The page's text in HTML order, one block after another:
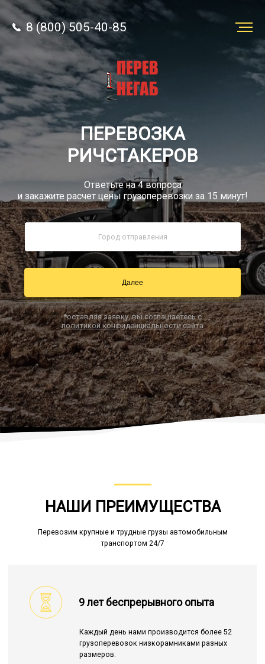
8 (800) 505-40-85
Звонок по РФ бесплатно
sale@simtruck-negabarit.ru
Заказать звонок
Заказать
перевозку
8 (800) 505-40-85
ПЕРЕВОЗКА
РИЧСТАКЕРОВ
Ответьте на 4 вопроса
и закажите расчет цены грузоперевозки за 15 минут!
Далее
*оставляя заявку, вы соглашаетесь с
политикой конфиденциальности сайта
НАШИ ПРЕИМУЩЕСТВА
Перевозим крупные и трудные грузы автомобильным
транспортом 24/7
9 лет беспрерывного опыта
Каждый день нами производится более 52
грузоперевозок низкорамниками разных
размеров.